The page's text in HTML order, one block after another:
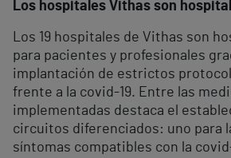
Los hospitales Vithas son
Los 19 hospitales de Vithas son
para pacientes y profesionales
implantación de estrictos
frente a la covid-19. Entre las
implementadas destaca el
circuitos diferenciados: uno para
síntomas compatibles con la